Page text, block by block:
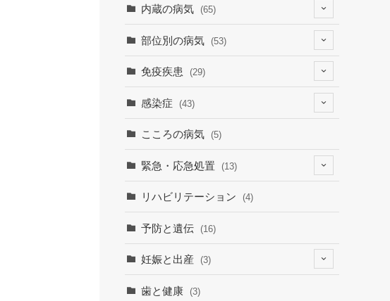
(4)
(2)
(1)
(7)
内蔵の病気 (65)
(6)
(19)
(1)
部位別の病気 (53)
(7)
(15)
(3)
免疫疾患 (29)
(8)
感染症 (43)
(9)
(30)
こころの病気 (5)
緊急・応急処置 (13)
(6)
リハビリテーション (4)
予防と遺伝 (16)
妊娠と出産 (3)
歯と健康 (3)